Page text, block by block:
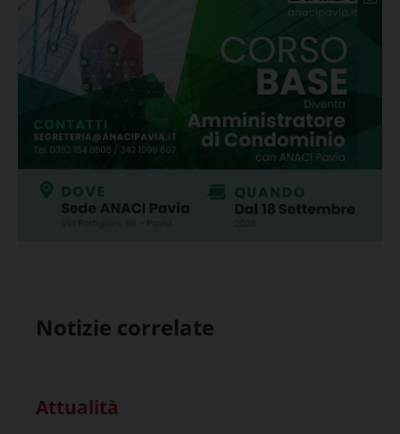
Notizie correlate
Attualità